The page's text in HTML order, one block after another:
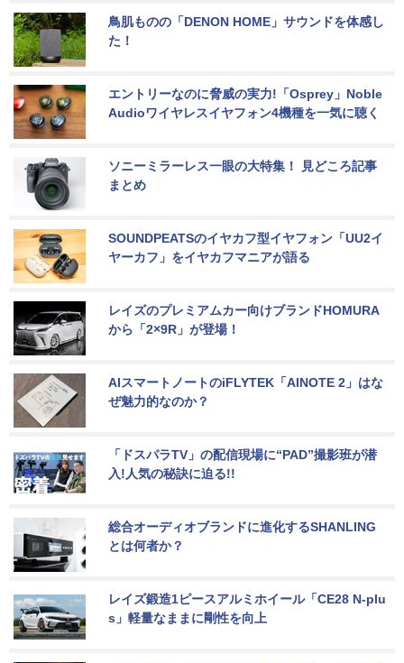
鳥肌ものの「DENON HOME」サウンドを体感し
た！
エントリーなのに脅威の実力!「Osprey」Noble
Audioワイヤレスイヤフォン4機種を一気に聴く
ソニーミラーレス一眼の大特集！ 見どころ記事
まとめ
SOUNDPEATSのイヤカフ型イヤフォン「UU2イ
ヤーカフ」をイヤカフマニアが語る
レイズのプレミアムカー向けブランドHOMURA
から「2×9R」が登場！
AIスマートノートのiFLYTEK「AINOTE 2」はな
ぜ魅力的なのか？
「ドスパラTV」の配信現場に“PAD”撮影班が潜
入!人気の秘訣に迫る!!
総合オーディオブランドに進化するSHANLING
とは何者か？
レイズ鍛造1ピースアルミホイール「CE28 N-plu
s」軽量なままに剛性を向上